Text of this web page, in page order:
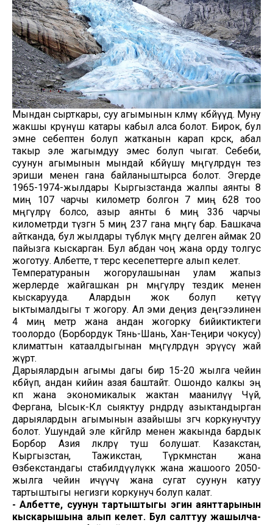
Мындан сырткары, суу агымынын көлөмү көбөйүүдө. Муну
жакшы көрүнүш катары кабыл алса болот. Бирок, бул
эмне себептен болуп жатканын карап көрсөк, абал
такыр эле жагымдуу эмес болуп чыгат. Себеби,
суунун агымынын мындай көбөйүшү мөңгүлөрдүн тез
эриши менен гана байланыштырса болот. Эгерде
1965-1974-жылдары Кыргызстанда жалпы аянты 8
миң 107 чарчы километр болгон 7 миң 628 тоо
мөңгүлөрү болсо, азыр аянты 6 миң 336 чарчы
километрди түзгөн 5 миң 237 гана мөңгү бар. Башкача
айтканда, бул жылдары түбөлүк мөңгү делген аймак 20
пайызга кыскарган. Бул абдан чоң жана орду толгус
жоготуу. Албетте, өтө терс кесепеттерге алып келет.
Температуранын жогорулашынан улам жапыз
жерлерде жайгашкан өрөөн мөңгүлөрү тездик менен
кыскарууда. Алардын жок болуп кетүү
ыктымалдыгы өтө жогору. Ал эми деңиз деңгээлинен
4 миң метр жана андан жогорку бийиктиктеги
тоолордо (Борбордук Тянь-Шань, Хан-Теңири чокусу)
климаттын катаалдыгынан мөңгүлөрдүн эрүүсү жай
жүрөт.
Дарыялардын агымы дагы бир 15-20 жылга чейин
көбөйүп, андан кийин азая баштайт. Ошондо калкы эң
көп жана экономикалык жактан маанилүү Чүй,
Фергана, Ысык-Көл сыяктуу өрөөндөрдү азыктандырган
дарыялардын агымынын азайышы өзгөчө коркунучтуу
болот. Ушундай эле көйгөйлөр менен жакында бардык
Борбор Азия өлкөлөрү туш болушат. Казакстан,
Кыргызстан, Тажикстан, Түркмөнстан жана
Өзбекстандагы стабилдүүлүккө жана жашоого 2050-
жылга чейин ичүүчү жана сугат суунун катуу
тартыштыгы негизги коркунуч болуп калат.
- Албетте, суунун тартыштыгы эгин аянттарынын
кыскарышына алып келет. Бул салттуу жашылча-